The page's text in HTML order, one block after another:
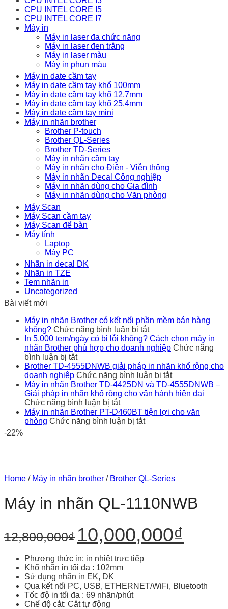
CPU INTEL CORE I5
CPU INTEL CORE I7
Máy in
Máy in laser đa chức năng
Máy in laser đen trắng
Máy in laser màu
Máy in phun màu
Máy in date cầm tay
Máy in date cầm tay khổ 100mm
Máy in date cầm tay khổ 12.7mm
Máy in date cầm tay khổ 25.4mm
Máy in date cầm tay mini
Máy in nhãn brother
Brother P-touch
Brother QL-Series
Brother TD-Series
Máy in nhãn cầm tay
Máy in nhãn cho Điện - Viễn thông
Máy in nhãn Decal Công nghiệp
Máy in nhãn dùng cho Gia đình
Máy in nhãn dùng cho Văn phòng
Máy Scan
Máy Scan cầm tay
Máy Scan để bàn
Máy tính
Laptop
Máy PC
Nhãn in decal DK
Nhãn in TZE
Tem nhãn in
Uncategorized
Bài viết mới
Máy in nhãn Brother có kết nối phần mềm bán hàng
không? Chức năng bình luận bị tắtở
Máy
in
Brother
có
kết
nối
mềm
In 5.000 tem/ngày có bị lỗi không? Cách chọn máy in
nhãn Brother phù hợp cho doanh nghiệp Chức năng
bình luận bị tắtở
In
5.000
tem/ngày
có
bị
lỗi
không?
Brother
phù
cho
Brother TD-4555DNWB giải pháp in nhãn khổ rộng cho
doanh nghiệp Chức năng bình luận bị tắtở
Brother
TD-
giải
doanh
nghiệp
Máy in nhãn Brother TD-4425DN và TD-4555DNWB –
Giải pháp in nhãn khổ rộng cho vận hành hiện đại
Chức năng bình luận bị tắtở
Máy
in
TD-
4555DNWB
Giải
nhãn
khổ
cho
vận
hiện
đại
Máy in nhãn Brother PT-D460BT tiện lợi cho văn
phòng Chức năng bình luận bị tắtở
D460BT
tiện
cho
-22%
Home / Máy in nhãn brother / Brother QL-Series
Máy in nhãn QL-1110NWB
12,800,000₫
Original
price
was:
12,800,000₫.
10,000,000₫
is:
Phương thức in: in nhiệt trực tiếp
Khổ nhãn in tối đa : 102mm
Sử dụng nhãn in EK, DK
Qua kết nối PC, USB, ETHERNET/WiFi, Bluetooth
Tốc độ in tối đa : 69 nhãn/phút
Chế độ cắt: Cắt tự động